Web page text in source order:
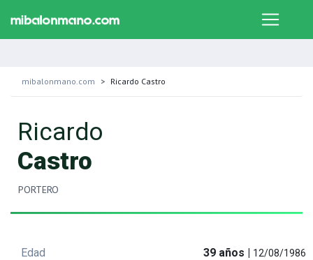
mibalonmano.com Ricardo Castro
Ricardo
Castro
PORTERO
Edad 39 años | 12/08/1986